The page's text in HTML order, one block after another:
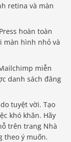
retina và màn
hoàn toàn
màn hình nhỏ và
miễn
danh sách đăng
tuyệt vời. Tạo
khó khăn. Hãy
trên trang Nhà
theo ý muốn.